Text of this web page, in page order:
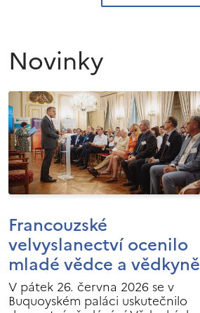
Novinky
Francouzské
velvyslanectví ocenilo
mladé vědce a vědkyně
V pátek 26. června 2026 se v
Buquoyském paláci uskutečnilo